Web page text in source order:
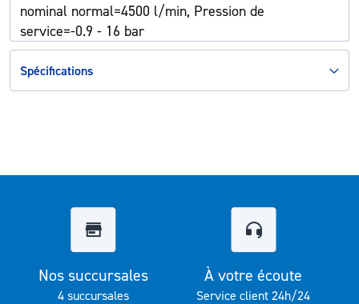
nominal normal=4500 l/min, Pression de
service=-0.9 - 16 bar
Spécifications
Nos succursales
4 succursales
À votre écoute
Service client 24h/24